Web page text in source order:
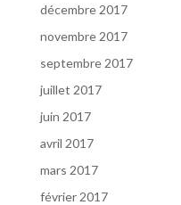
décembre 2017
novembre 2017
septembre 2017
juillet 2017
juin 2017
avril 2017
mars 2017
février 2017